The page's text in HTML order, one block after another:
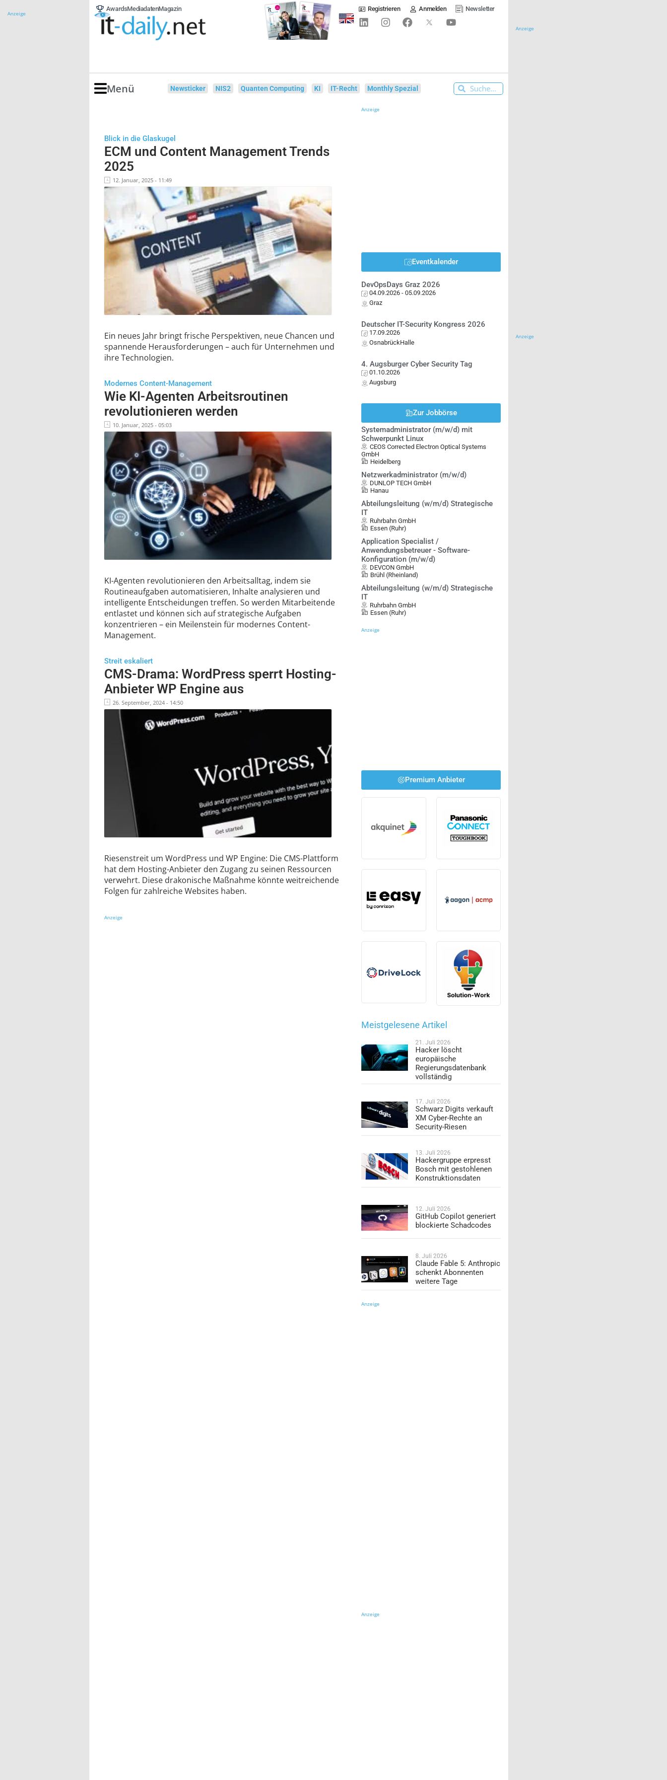
Anzeige
AwardsMediadatenMagazin Registrieren Anmelden Newsletter
Menü Newsticker NIS2 Quanten Computing KI IT-Recht Monthly Spezial
Blick in die Glaskugel
ECM und Content Management Trends
2025
12. Januar, 2025 - 11:49
Ein neues Jahr bringt frische Perspektiven, neue Chancen und
spannende Herausforderungen – auch für Unternehmen und
ihre Technologien.
Modernes Content-Management
Wie KI-Agenten Arbeitsroutinen
revolutionieren werden
10. Januar, 2025 - 05:03
KI-Agenten revolutionieren den Arbeitsalltag, indem sie
Routineaufgaben automatisieren, Inhalte analysieren und
intelligente Entscheidungen treffen. So werden Mitarbeitende
entlastet und können sich auf strategische Aufgaben
konzentrieren – ein Meilenstein für modernes Content-
Management.
Streit eskaliert
CMS-Drama: WordPress sperrt Hosting-
Anbieter WP Engine aus
26. September, 2024 - 14:50
Riesenstreit um WordPress und WP Engine: Die CMS-Plattform
hat dem Hosting-Anbieter den Zugang zu seinen Ressourcen
verwehrt. Diese drakonische Maßnahme könnte weitreichende
Folgen für zahlreiche Websites haben.
Anzeige
Anzeige
Eventkalender
DevOpsDays Graz 2026
04.09.2026 - 05.09.2026
Graz
Deutscher IT-Security Kongress 2026
17.09.2026
OsnabrückHalle
4. Augsburger Cyber Security Tag
01.10.2026
Augsburg
Zur Jobbörse
Systemadministrator (m/w/d) mit
Schwerpunkt Linux
CEOS Corrected Electron Optical Systems
GmbH
Heidelberg
Netzwerkadministrator (m/w/d)
DUNLOP TECH GmbH
Hanau
Abteilungsleitung (w/m/d) Strategische
IT
Ruhrbahn GmbH
Essen (Ruhr)
Application Specialist /
Anwendungsbetreuer - Software-
Konfiguration (m/w/d)
DEVCON GmbH
Brühl (Rheinland)
Abteilungsleitung (w/m/d) Strategische
IT
Ruhrbahn GmbH
Essen (Ruhr)
Anzeige
Premium Anbieter
Meistgelesene Artikel
21. Juli 2026
Hacker löscht
europäische
Regierungsdatenbank
vollständig
17. Juli 2026
Schwarz Digits verkauft
XM Cyber-Rechte an
Security-Riesen
13. Juli 2026
Hackergruppe erpresst
Bosch mit gestohlenen
Konstruktionsdaten
12. Juli 2026
GitHub Copilot generiert
blockierte Schadcodes
8. Juli 2026
Claude Fable 5: Anthropic
schenkt Abonnenten
weitere Tage
Anzeige
Anzeige
Anzeige
Anzeige